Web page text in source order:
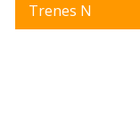
Trenes N